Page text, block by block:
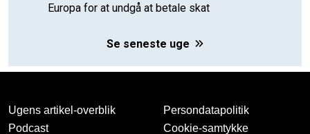
Europa for at undgå at betale skat
Se seneste uge
Ugens artikel-overblik
Podcast
Persondatapolitik
Cookie-samtykke